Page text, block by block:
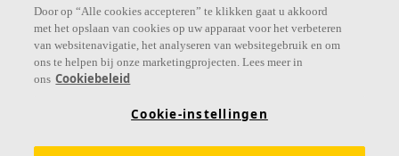
Prijslijst Kennis akoestiek
Door op “Alle cookies accepteren” te klikken gaat u akkoord
met het opslaan van cookies op uw apparaat voor het verbeteren
van websitenavigatie, het analyseren van websitegebruik en om
ons te helpen bij onze marketingprojecten. Lees meer in
ons Cookiebeleid
Cookie-instellingen